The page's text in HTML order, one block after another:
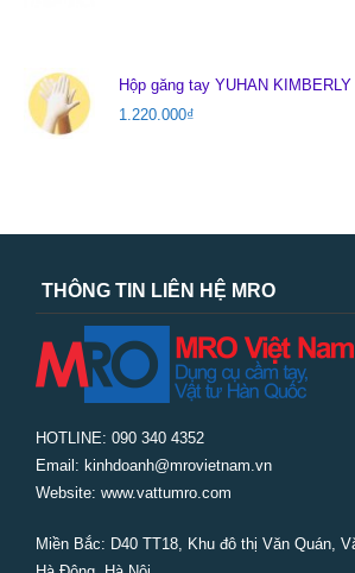
Hộp găng tay YUHAN
1.220.000₫
THÔNG TIN LIÊN HỆ MRO
HOTLINE: 090 340 4352
Email: kinhdoanh@mrovietnam.vn
Website: www.vattumro.com
Miền Bắc: D40 TT18, Khu đô thị Văn Quán,